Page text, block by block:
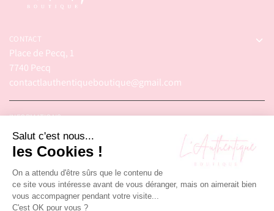
CONTACT
Place de Pecq, 1
7740 Pecq
contactlauthentiqueboutique@gmail.com
INFORMATIONS
© 2025 – L'Authentique Boutique. Tous droits réservés.